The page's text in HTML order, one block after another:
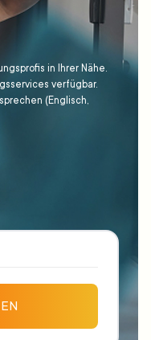
in Ihrer Nähe.
verfügbar.
(Englisch,